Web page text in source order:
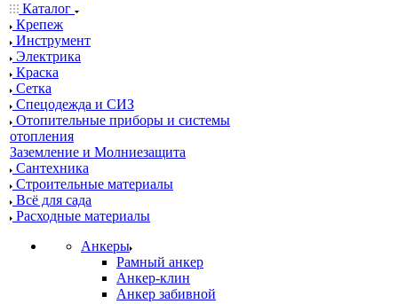
Каталог
Крепеж
Инструмент
Электрика
Краска
Сетка
Спецодежда и СИЗ
Отопительные приборы и системы
отопления
Заземление и Молниезащита
Сантехника
Строительные материалы
Всё для сада
Расходные материалы
Анкеры
Рамный анкер
Анкер-клин
Анкер забивной